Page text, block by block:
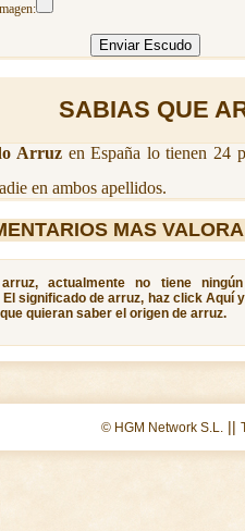
SABIAS QUE
Arruz en España lo tienen 24
en ambos apellidos.
MAS
actualmente no tiene
significado de arruz, haz click Aquí
quieran saber el origen de arruz.
© HGM Network S.L. ||